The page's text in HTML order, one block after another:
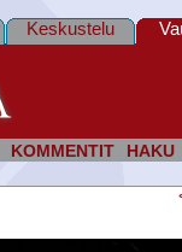
KOMMENTIT HAKU
Keskustelu